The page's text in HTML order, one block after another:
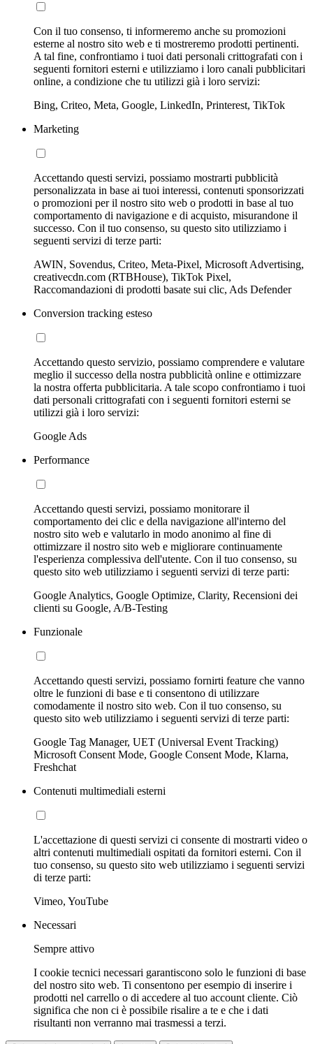
Con il tuo consenso, ti informeremo anche su promozioni
esterne al nostro sito web e ti mostreremo prodotti pertinenti.
A tal fine, confrontiamo i tuoi dati personali crittografati con i
seguenti fornitori esterni e utilizziamo i loro canali pubblicitari
online, a condizione che tu utilizzi già i loro servizi:
Bing, Criteo, Meta, Google, LinkedIn, Printerest, TikTok
Marketing
Accettando questi servizi, possiamo mostrarti pubblicità
personalizzata in base ai tuoi interessi, contenuti sponsorizzati
o promozioni per il nostro sito web o prodotti in base al tuo
comportamento di navigazione e di acquisto, misurandone il
successo. Con il tuo consenso, su questo sito utilizziamo i
seguenti servizi di terze parti:
AWIN, Sovendus, Criteo, Meta-Pixel, Microsoft Advertising,
creativecdn.com (RTBHouse), TikTok Pixel,
Raccomandazioni di prodotti basate sui clic, Ads Defender
Conversion tracking esteso
Accettando questo servizio, possiamo comprendere e valutare
meglio il successo della nostra pubblicità online e ottimizzare
la nostra offerta pubblicitaria. A tale scopo confrontiamo i tuoi
dati personali crittografati con i seguenti fornitori esterni se
utilizzi già i loro servizi:
Google Ads
Performance
Accettando questi servizi, possiamo monitorare il
comportamento dei clic e della navigazione all'interno del
nostro sito web e valutarlo in modo anonimo al fine di
ottimizzare il nostro sito web e migliorare continuamente
l'esperienza complessiva dell'utente. Con il tuo consenso, su
questo sito web utilizziamo i seguenti servizi di terze parti:
Google Analytics, Google Optimize, Clarity, Recensioni dei
clienti su Google, A/B-Testing
Funzionale
Accettando questi servizi, possiamo fornirti feature che vanno
oltre le funzioni di base e ti consentono di utilizzare
comodamente il nostro sito web. Con il tuo consenso, su
questo sito web utilizziamo i seguenti servizi di terze parti:
Google Tag Manager, UET (Universal Event Tracking)
Microsoft Consent Mode, Google Consent Mode, Klarna,
Freshchat
Contenuti multimediali esterni
L'accettazione di questi servizi ci consente di mostrarti video o
altri contenuti multimediali ospitati da fornitori esterni. Con il
tuo consenso, su questo sito web utilizziamo i seguenti servizi
di terze parti:
Vimeo, YouTube
Necessari
Sempre attivo
I cookie tecnici necessari garantiscono solo le funzioni di base
del nostro sito web. Ti consentono per esempio di inserire i
prodotti nel carrello o di accedere al tuo account cliente. Ciò
significa che non ci è possibile risalire a te e che i dati
risultanti non verranno mai trasmessi a terzi.